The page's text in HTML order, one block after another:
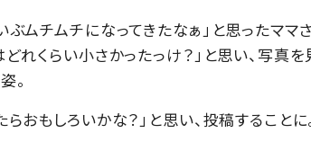
ムチムチになってきたなぁ」と思ったママさ
れくらい小さかったっけ？」と思い、写真を
。
おもしろいかな？」と思い、投稿することに